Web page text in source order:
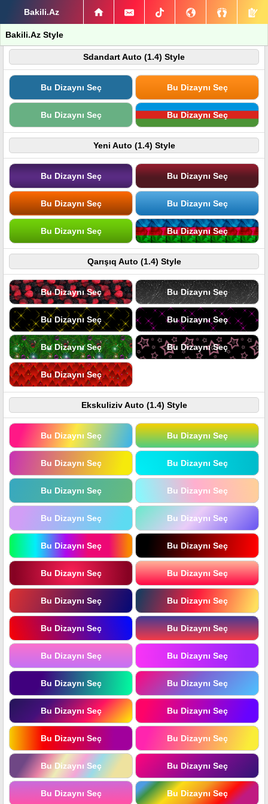
Bakili.Az
Bakili.Az Style
Sdandart Auto (1.4) Style
Bu Dizaynı Seç Bu Dizaynı Seç
Bu Dizaynı Seç Bu Dizaynı Seç
Yeni Auto (1.4) Style
Bu Dizaynı Seç Bu Dizaynı Seç
Bu Dizaynı Seç Bu Dizaynı Seç
Bu Dizaynı Seç Bu Dizaynı Seç
Qarışıq Auto (1.4) Style
Bu Dizaynı Seç Bu Dizaynı Seç
Bu Dizaynı Seç Bu Dizaynı Seç
Bu Dizaynı Seç Bu Dizaynı Seç
Bu Dizaynı Seç
Ekskuliziv Auto (1.4) Style
Bu Dizaynı Seç Bu Dizaynı Seç
Bu Dizaynı Seç Bu Dizaynı Seç
Bu Dizaynı Seç Bu Dizaynı Seç
Bu Dizaynı Seç Bu Dizaynı Seç
Bu Dizaynı Seç Bu Dizaynı Seç
Bu Dizaynı Seç Bu Dizaynı Seç
Bu Dizaynı Seç Bu Dizaynı Seç
Bu Dizaynı Seç Bu Dizaynı Seç
Bu Dizaynı Seç Bu Dizaynı Seç
Bu Dizaynı Seç Bu Dizaynı Seç
Bu Dizaynı Seç Bu Dizaynı Seç
Bu Dizaynı Seç Bu Dizaynı Seç
Bu Dizaynı Seç Bu Dizaynı Seç
Bu Dizaynı Seç Bu Dizaynı Seç